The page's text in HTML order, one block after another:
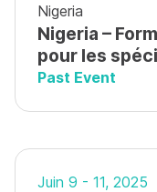
Nigeria
Nigeria –
pour les
Past Event
Juin 9 - 11, 2025